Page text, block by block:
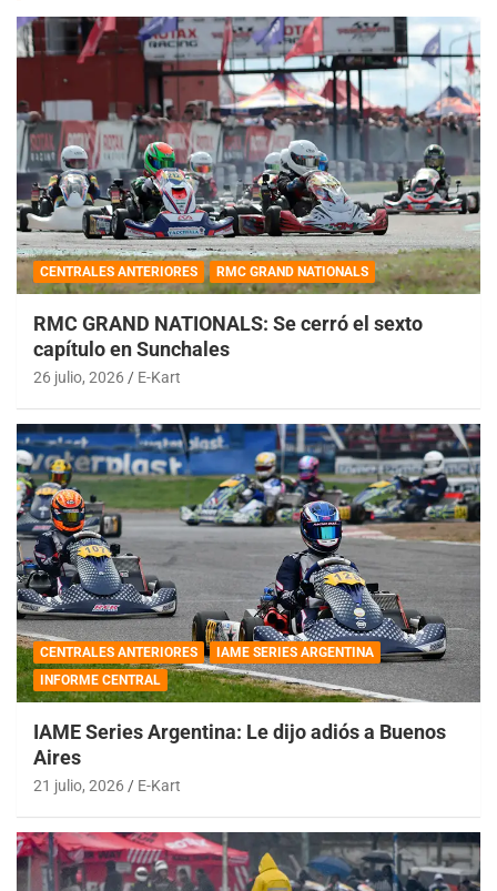
CENTRALES ANTERIORES RMC GRAND NATIONALS
RMC GRAND NATIONALS: Se cerró el sexto
capítulo en Sunchales
26 julio, 2026 E-Kart
CENTRALES ANTERIORES
IAME SERIES ARGENTINA
INFORME CENTRAL
IAME Series Argentina: Le dijo adiós a Buenos
Aires
21 julio, 2026 E-Kart